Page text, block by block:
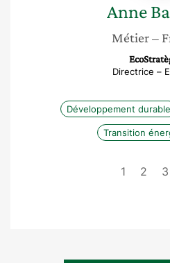
Anne
Métier–
Directrice –
Développement durable
Transition
1 2 3